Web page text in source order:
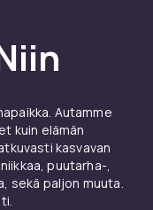
Autamme
kuin elämän
kasvavan
puutarha-,
sekä paljon muuta.